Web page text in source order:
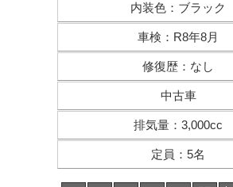
内装色 ： ブラック
車検 ： R8年8月
修復歴 ： なし
中古車
排気量 ： 3,000cc
定員 ： 5名